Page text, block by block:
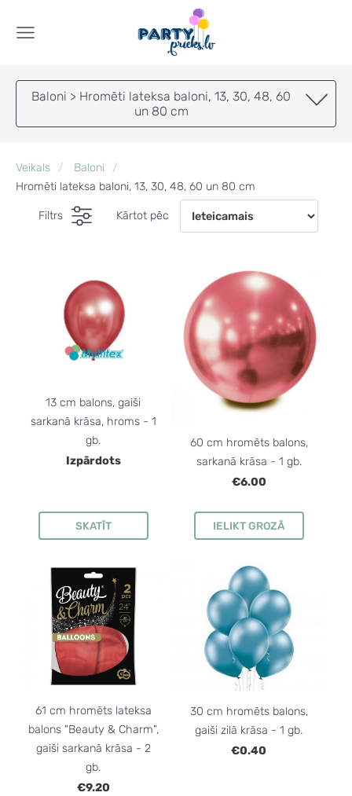
Baloni > Hromēti lateksa baloni, 13, 30, 48, 60
un 80 cm
Veikals
Baloni
Hromēti lateksa baloni, 13, 30, 48, 60 un 80 cm
Filtrs Kārtot pēc
13 cm balons, gaiši
sarkanā krāsa, hroms - 1
gb.
Izpārdots
SKATĪT
60 cm hromēts balons,
sarkanā krāsa - 1 gb.
€6.00
IELIKT GROZĀ
61 cm hromēts lateksa
balons "Beauty & Charm",
gaiši sarkanā krāsa - 2
gb.
€9.20
30 cm hromēts balons,
gaiši zilā krāsa - 1 gb.
€0.40